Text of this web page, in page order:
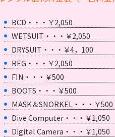
BCD・・・￥2,050
WETSUIT・・・￥2,050
DRYSUIT・・・￥4，100
REG・・・￥2,050
FIN・・・￥500
BOOTS・・・￥500
MASK＆SNORKEL・・・￥500
Dive Computer・・・￥1,050
Digital Camera・・・￥1,050